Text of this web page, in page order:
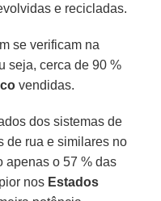
e recicladas.
se verificam na
seja, cerca de 90 %
vendidas.
dos sistemas de
de rua e similares no
apenas o 57 % das
nos Estados